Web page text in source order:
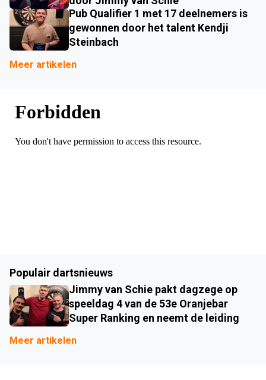
Pub Qualifier 1 met 17 deelnemers is
gewonnen door het talent Kendji
Steinbach
Meer artikelen
Populair dartsnieuws
Jimmy van Schie pakt dagzege op
speeldag 4 van de 53e Oranjebar
Super Ranking en neemt de leiding
Meer artikelen